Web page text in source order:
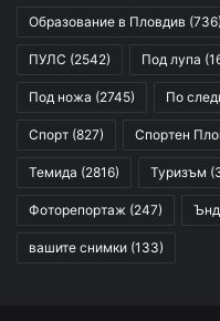
Образование в Пловдив (736)
ПУЛС (2542) Под лупа
Под ножа (2745) По
Спорт (827) Спортен
Темида (2816) Туризъм
Фоторепортаж (247)
вашите снимки (133)